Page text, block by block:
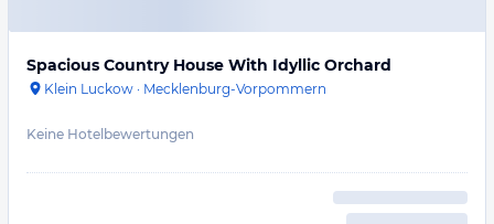
Spacious Country House With Idyllic Orchard
Klein Luckow · Mecklenburg-Vorpommern
Keine Hotelbewertungen